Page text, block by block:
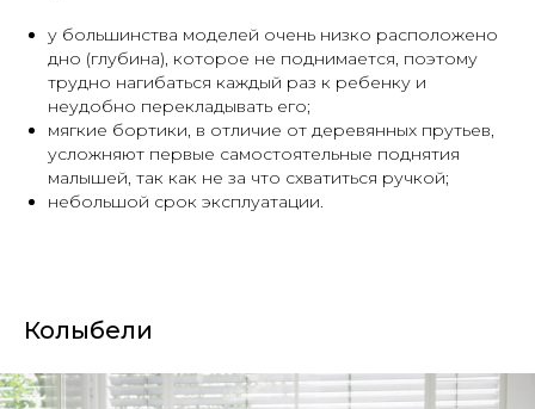
у большинства моделей очень низко расположено
дно (глубина), которое не поднимается, поэтому
трудно нагибаться каждый раз к ребенку и
неудобно перекладывать его;
мягкие бортики, в отличие от деревянных прутьев,
усложняют первые самостоятельные поднятия
малышей, так как не за что схватиться ручкой;
небольшой срок эксплуатации.
Колыбели